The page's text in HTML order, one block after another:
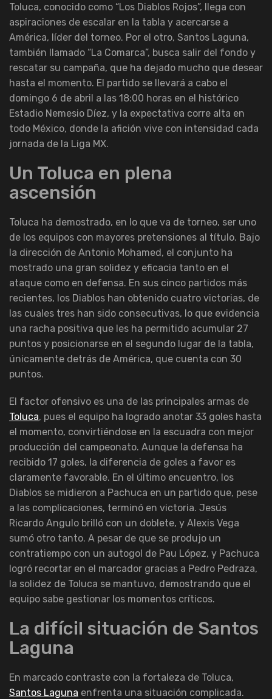
Toluca, conocido como “Los Diablos Rojos”, llega con
aspiraciones de escalar en la tabla y acercarse a
América, líder del torneo. Por el otro, Santos Laguna,
también llamado “La Comarca”, busca salir del fondo y
rescatar su campaña, que ha dejado mucho que desear
hasta el momento. El partido se llevará a cabo el
domingo 6 de abril a las 18:00 horas en el histórico
Estadio Nemesio Díez, y la expectativa corre alta en
todo México, donde la afición vive con intensidad cada
jornada de la Liga MX.
Un Toluca en plena
ascensión
Toluca ha demostrado, en lo que va de torneo, ser uno
de los equipos con mayores pretensiones al título. Bajo
la dirección de Antonio Mohamed, el conjunto ha
mostrado una gran solidez y eficacia tanto en el
ataque como en defensa. En sus cinco partidos más
recientes, los Diablos han obtenido cuatro victorias, de
las cuales tres han sido consecutivas, lo que evidencia
una racha positiva que les ha permitido acumular 27
puntos y posicionarse en el segundo lugar de la tabla,
únicamente detrás de América, que cuenta con 30
puntos.
El factor ofensivo es una de las principales armas de
Toluca, pues el equipo ha logrado anotar 33 goles hasta
el momento, convirtiéndose en la escuadra con mejor
producción del campeonato. Aunque la defensa ha
recibido 17 goles, la diferencia de goles a favor es
claramente favorable. En el último encuentro, los
Diablos se midieron a Pachuca en un partido que, pese
a las complicaciones, terminó en victoria. Jesús
Ricardo Angulo brilló con un doblete, y Alexis Vega
sumó otro tanto. A pesar de que se produjo un
contratiempo con un autogol de Pau López, y Pachuca
logró recortar en el marcador gracias a Pedro Pedraza,
la solidez de Toluca se mantuvo, demostrando que el
equipo sabe gestionar los momentos críticos.
La difícil situación de Santos
Laguna
En marcado contraste con la fortaleza de Toluca,
Santos Laguna enfrenta una situación complicada.